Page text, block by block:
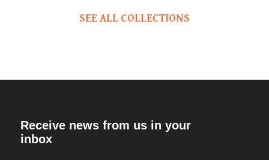
SEE ALL COLLECTIONS
Receive news from us in your
inbox